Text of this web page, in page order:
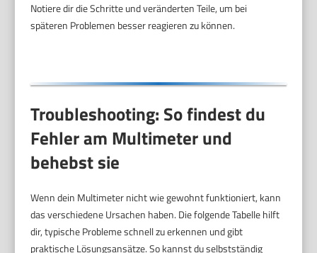
Notiere dir die Schritte und veränderten Teile, um bei
späteren Problemen besser reagieren zu können.
Troubleshooting: So findest du
Fehler am Multimeter und
behebst sie
Wenn dein Multimeter nicht wie gewohnt funktioniert, kann
das verschiedene Ursachen haben. Die folgende Tabelle hilft
dir, typische Probleme schnell zu erkennen und gibt
praktische Lösungsansätze. So kannst du selbstständig